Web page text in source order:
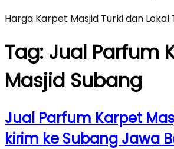
Harga Karpet Masjid Turki dan Lokal
Tag: Jual Parfum
Masjid Subang
Jual Parfum Karpet
kirim ke Subang Jawa